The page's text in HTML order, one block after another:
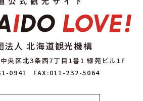
法人 北海道観光機構
央区北3条西7丁目1番1 緑苑ビル1F
0941
FAX:011-232-5064